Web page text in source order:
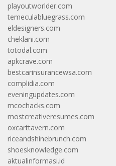
playoutworlder.com
temeculabluegrass.com
eldesigners.com
cheklani.com
totodal.com
apkcrave.com
bestcarinsurancewsa.com
complidia.com
eveningupdates.com
mcochacks.com
mostcreativeresumes.com
oxcarttavern.com
riceandshinebrunch.com
shoesknowledge.com
aktualinformasi.id